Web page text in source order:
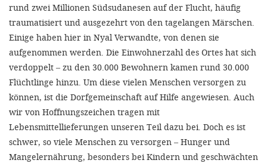
rund zwei Millionen Südsudanesen auf der Flucht, häufig
traumatisiert und ausgezehrt von den tagelangen Märschen.
Einige haben hier in Nyal Verwandte, von denen sie
aufgenommen werden. Die Einwohnerzahl des Ortes hat sich
verdoppelt – zu den 30.000 Bewohnern kamen rund 30.000
Flüchtlinge hinzu. Um diese vielen Menschen versorgen zu
können, ist die Dorfgemeinschaft auf Hilfe angewiesen. Auch
wir von Hoffnungszeichen tragen mit
Lebensmittellieferungen unseren Teil dazu bei. Doch es ist
schwer, so viele Menschen zu versorgen – Hunger und
Mangelernährung, besonders bei Kindern und geschwächten